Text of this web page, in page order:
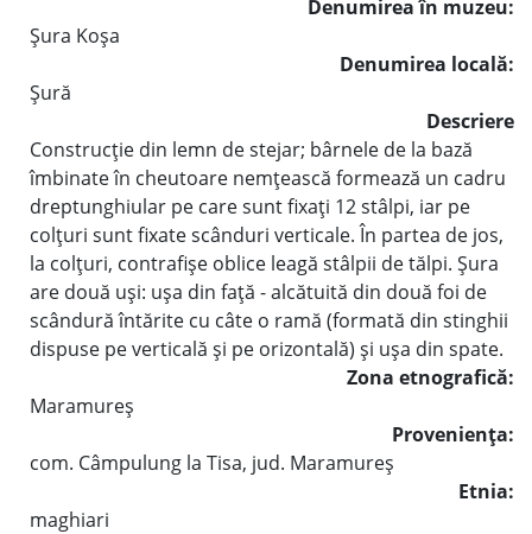
Denumirea în muzeu:
Şura Koşa
Denumirea locală:
Şură
Descriere
Construcţie din lemn de stejar; bârnele de la bază
îmbinate în cheutoare nemţească formează un cadru
dreptunghiular pe care sunt fixaţi 12 stâlpi, iar pe
colţuri sunt fixate scânduri verticale. În partea de jos,
la colţuri, contrafişe oblice leagă stâlpii de tălpi. Şura
are două uşi: uşa din faţă - alcătuită din două foi de
scândură întărite cu câte o ramă (formată din stinghii
dispuse pe verticală şi pe orizontală) şi uşa din spate.
Zona etnografică:
Maramureş
Provenienţa:
com. Câmpulung la Tisa, jud. Maramureş
Etnia:
maghiari